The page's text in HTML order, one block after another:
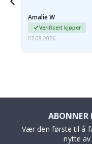
Amalie W
Verifisert kjøper
07.08.2026
ABONNER
Vær den første til å
nytte av